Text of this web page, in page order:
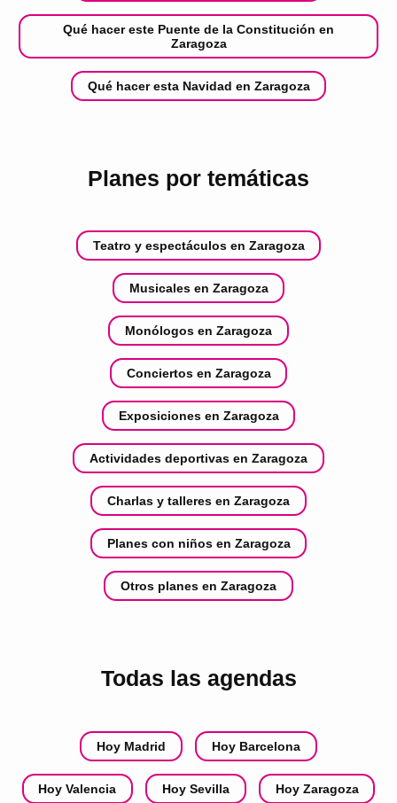
Qué hacer este Puente de la Constitución en
Zaragoza
Qué hacer esta Navidad en Zaragoza
Planes por temáticas
Teatro y espectáculos en Zaragoza
Musicales en Zaragoza
Monólogos en Zaragoza
Conciertos en Zaragoza
Exposiciones en Zaragoza
Actividades deportivas en Zaragoza
Charlas y talleres en Zaragoza
Planes con niños en Zaragoza
Otros planes en Zaragoza
Todas las agendas
Hoy Madrid Hoy Barcelona
Hoy Valencia Hoy Sevilla Hoy Zaragoza